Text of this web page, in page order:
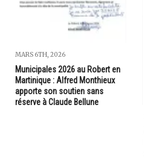
MARS 6TH, 2026
Municipales 2026 au Robert en
Martinique : Alfred Monthieux
apporte son soutien sans
réserve à Claude Bellune